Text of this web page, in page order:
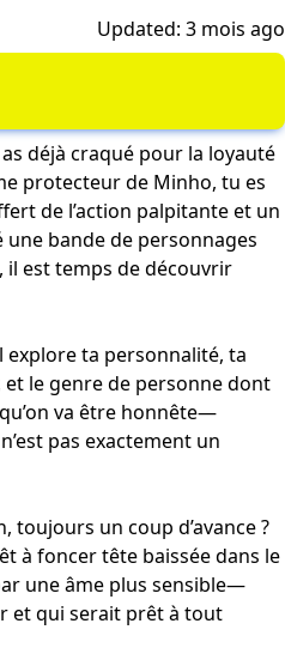
Updated: 3 mois ago
déjà craqué pour la loyauté
protecteur de Minho, tu es
de l’action palpitante et un
bande de personnages
est temps de découvrir
explore ta personnalité, ta
le genre de personne dont
va être honnête—
pas exactement un
un coup d’avance ?
à foncer tête baissée dans le
une âme plus sensible—
et qui serait prêt à tout